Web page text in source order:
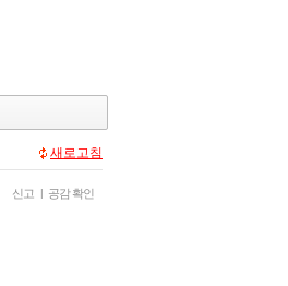
새로고침
신고 | 공감 확인